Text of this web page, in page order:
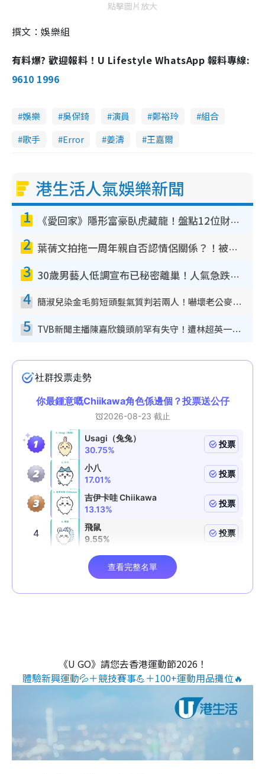
點擊圖片放大
撰文：娛樂組
有料爆? 歡迎報料！U Lifestyle WhatsApp 報料專線:
9610 1996
娛樂 吳保錡 演員 鄭裕玲
組合
歌手
Error 姜濤 王嘉爾
港生活人氣娛樂新聞
1 《愛回家》隱形富豪臥虎藏龍！盤點12位財氣逼人的有錢藝人：呢位靚女3億身家唔憂做
2 葉蒨文拍拖一周年親自否認情侶關係？！被質疑感情造假竟稱GM「普通同事」
3 30歲男藝人低調宣布已秘密離巢！人氣急跌變失蹤人口︰「這幾年過得並不容易」
4 簡淑兒染金毛剪短頭髮氣質判若兩人！嚇壞老公麥大力都認唔出：「你做咩事？」
5 TVB新聞主播陳嘉欣鏡頭前罕有失守！遭林超英一句說話突襲嚇親當場大笑
《U GO》請您去香港運動節2026！
體驗新興運動💦＋競技賽事💪＋100+運動用品攤位🔥